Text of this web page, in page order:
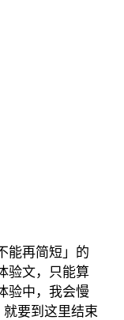
能再简短」的
验文，只能算
验中，我会慢
要到这里结束